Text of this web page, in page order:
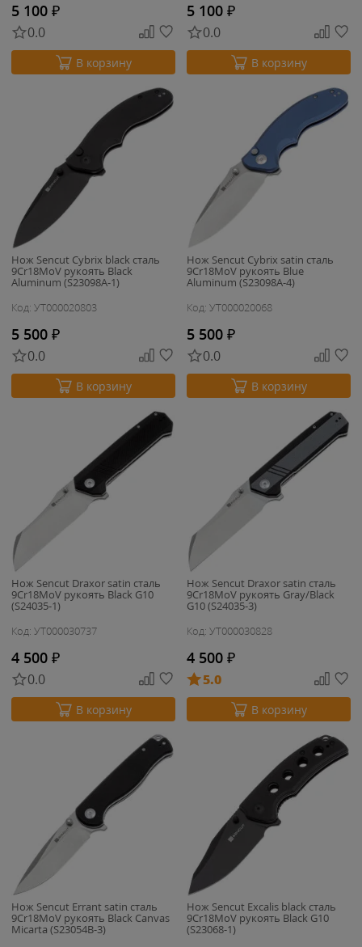
5 100 ₽
0.0
В корзину
5 100 ₽
0.0
В корзину
Нож Sencut Cybrix black сталь
9Cr18MoV рукоять Black
Aluminum (S23098A-1)
Код: УТ000020803
5 500 ₽
0.0
В корзину
Нож Sencut Cybrix satin сталь
9Cr18MoV рукоять Blue
Aluminum (S23098A-4)
Код: УТ000020068
5 500 ₽
0.0
В корзину
Нож Sencut Draxor satin сталь
9Cr18MoV рукоять Black G10
(S24035-1)
Код: УТ000030737
4 500 ₽
0.0
В корзину
Нож Sencut Draxor satin сталь
9Cr18MoV рукоять Gray/Black
G10 (S24035-3)
Код: УТ000030828
4 500 ₽
5.0
В корзину
Нож Sencut Errant satin сталь
9Cr18MoV рукоять Black Canvas
Micarta (S23054B-3)
Нож Sencut Excalis black сталь
9Cr18MoV рукоять Black G10
(S23068-1)